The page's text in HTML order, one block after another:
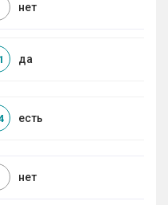
нет
да
есть
нет